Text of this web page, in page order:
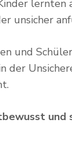
unsicher
und
der
und